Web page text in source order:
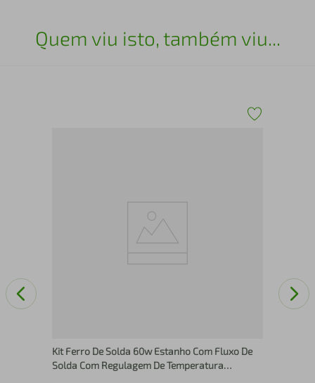
Quem viu isto, também viu...
Kit Ferro De Solda 60w Estanho Com Fluxo De
Solda Com Regulagem De Temperatura